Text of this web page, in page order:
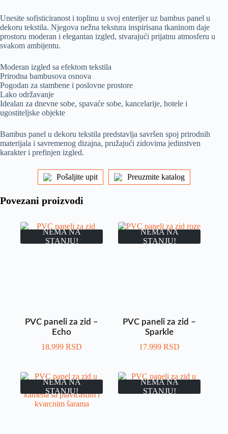
Unesite sofisticiranost i toplinu u svoj enterijer uz bambus panel u
dekoru tekstila. Njegova nežna tekstura inspirisana tkaninom daje
prostoru moderan i elegantan izgled, stvarajući prijatnu atmosferu u
svakom ambijentu.
Moderan izgled sa efektom tekstila
Prirodna bambusova osnova
Pogodan za stambene i poslovne prostore
Lako održavanje
Idealan za dnevne sobe, spavaće sobe, kancelarije, hotele i
ugostiteljske objekte
Bambus panel u dekoru tekstila predstavlja savršen spoj prirodnih
materijala i savremenog dizajna, pružajući zidovima jedinstven
karakter i prefinjen izgled.
Pošaljite upit Preuzmite katalog
Povezani proizvodi
NEMA NA
STANJU!
PVC paneli za zid –
Echo
18.999RSD
NEMA NA
STANJU!
PVC paneli za zid –
Sparkle
17.999RSD
NEMA NA
STANJU!
NEMA NA
STANJU!